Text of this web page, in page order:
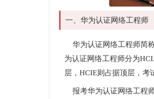
一、华为认证网络工程师
华为认证网络工程师简
为认证网络工程师分为
层，HCIE则占据顶层，考
报考华为认证网络工程